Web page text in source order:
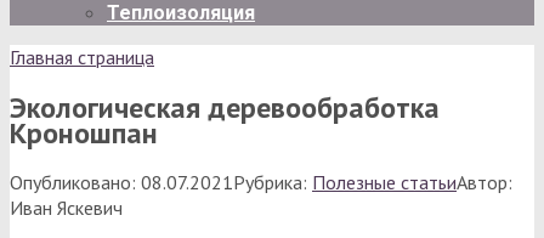
Теплоизоляция
Главная страница
Экологическая деревообработка
Кроношпан
Опубликовано: 08.07.2021Рубрика: Полезные статьиАвтор:
Иван Яскевич